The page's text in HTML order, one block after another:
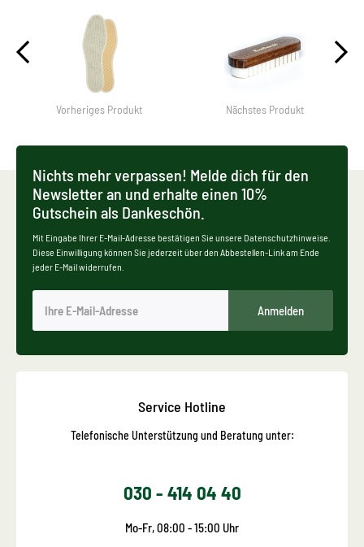
Vorheriges Produkt Nächstes Produkt
Nichts mehr verpassen! Melde dich für den
Newsletter an und erhalte einen 10%
Gutschein als Dankeschön.
Mit Eingabe Ihrer E-Mail-Adresse bestätigen Sie unsere Datenschutzhinweise.
Diese Einwilligung können Sie jederzeit über den Abbestellen-Link am Ende
jeder E-Mail widerrufen.
Anmelden
Service Hotline
Telefonische Unterstützung und Beratung unter:
030 - 414 04 40
Mo-Fr, 08:00 - 15:00 Uhr